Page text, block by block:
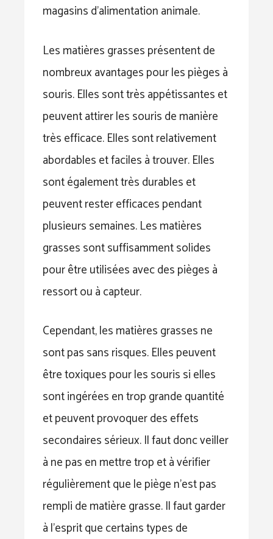
magasins d’alimentation animale.
Les matières grasses présentent de
nombreux avantages pour les pièges à
souris. Elles sont très appétissantes et
peuvent attirer les souris de manière
très efficace. Elles sont relativement
abordables et faciles à trouver. Elles
sont également très durables et
peuvent rester efficaces pendant
plusieurs semaines. Les matières
grasses sont suffisamment solides
pour être utilisées avec des pièges à
ressort ou à capteur.
Cependant, les matières grasses ne
sont pas sans risques. Elles peuvent
être toxiques pour les souris si elles
sont ingérées en trop grande quantité
et peuvent provoquer des effets
secondaires sérieux. Il faut donc veiller
à ne pas en mettre trop et à vérifier
régulièrement que le piège n’est pas
rempli de matière grasse. Il faut garder
à l’esprit que certains types de